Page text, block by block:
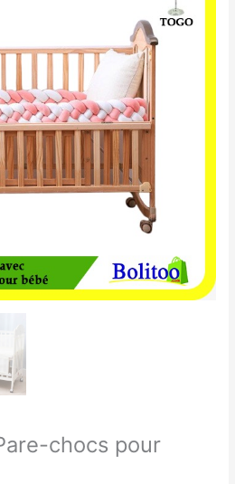
chocs pour